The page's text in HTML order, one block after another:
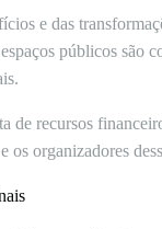
e das
públicos são
de recursos
os organizadores